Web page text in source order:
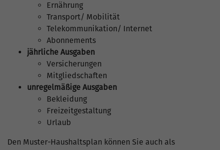
Ernährung
Transport/ Mobilität
Telekommunikation/ Internet
Abonnements
jährliche Ausgaben
Versicherungen
Mitgliedschaften
unregelmäßige Ausgaben
Bekleidung
Freizeitgestaltung
Urlaub
Den Muster-Haushaltsplan können Sie auch als